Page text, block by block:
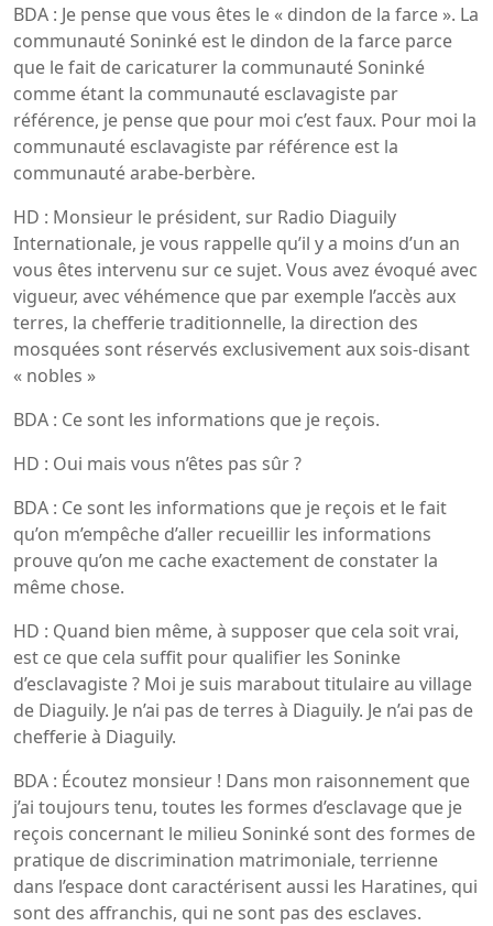
BDA : Je pense que vous êtes le « dindon de la farce ». La
communauté Soninké est le dindon de la farce parce
que le fait de caricaturer la communauté Soninké
comme étant la communauté esclavagiste par
référence, je pense que pour moi c’est faux. Pour moi la
communauté esclavagiste par référence est la
communauté arabe-berbère.
HD : Monsieur le président, sur Radio Diaguily
Internationale, je vous rappelle qu’il y a moins d’un an
vous êtes intervenu sur ce sujet. Vous avez évoqué avec
vigueur, avec véhémence que par exemple l’accès aux
terres, la chefferie traditionnelle, la direction des
mosquées sont réservés exclusivement aux sois-disant
« nobles »
BDA : Ce sont les informations que je reçois.
HD : Oui mais vous n’êtes pas sûr ?
BDA : Ce sont les informations que je reçois et le fait
qu’on m’empêche d’aller recueillir les informations
prouve qu’on me cache exactement de constater la
même chose.
HD : Quand bien même, à supposer que cela soit vrai,
est ce que cela suffit pour qualifier les Soninke
d’esclavagiste ? Moi je suis marabout titulaire au village
de Diaguily. Je n’ai pas de terres à Diaguily. Je n’ai pas de
chefferie à Diaguily.
BDA : Écoutez monsieur ! Dans mon raisonnement que
j’ai toujours tenu, toutes les formes d’esclavage que je
reçois concernant le milieu Soninké sont des formes de
pratique de discrimination matrimoniale, terrienne
dans l’espace dont caractérisent aussi les Haratines, qui
sont des affranchis, qui ne sont pas des esclaves.